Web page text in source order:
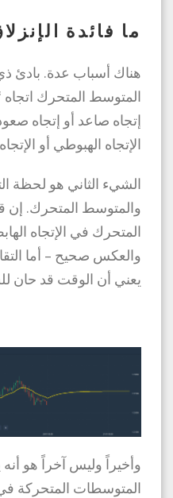
ما فائدة
هناك أسباب عدة. بادئ ذي
المتوسط ​​المتحرك اتجاه
إتجاه صاعد أو إتجاه
الإتجاه الهبوطي أو
الشيء الثاني هو لحظة
والمتوسط ​​المتحرك. إن
المتحرك في الإتجاه
والعكس صحيح – أما
يعني أن الوقت قد حان
وأخيراً وليس آخراً هو
المتوسطات المتحركة